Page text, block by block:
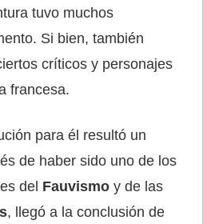
tuvo muchos
Si bien, también
críticos y personajes
francesa.
para él resultó un
de haber sido uno de los
del Fauvismo y de las
, llegó a la conclusión de